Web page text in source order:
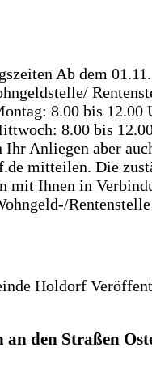
Ab dem
8.00 bis 12.00
8.00 bis
Anliegen aber
mitteilen. Die
mit Ihnen in
Holdorf
den Straßen